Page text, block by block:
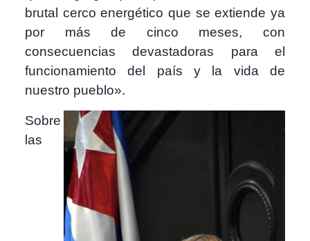
brutal cerco energético que se extiende ya
por más de cinco meses, con
consecuencias devastadoras para el
funcionamiento del país y la vida de
nuestro pueblo».
Imagen
Sobre
las